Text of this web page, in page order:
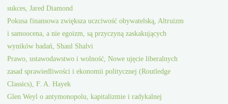
sukces, Jared Diamond
Pokusa finansowa zwiększa uczciwość obywatelską, Altruizm
i samoocena, a nie egoizm, są przyczyną zaskakujących
wyników badań, Shaul Shalvi
Prawo, ustawodawstwo i wolność, Nowe ujęcie liberalnych
zasad sprawiedliwości i ekonomii politycznej (Routledge
Classics), F. A. Hayek
Glen Weyl o antymonopolu, kapitalizmie i radykalnej